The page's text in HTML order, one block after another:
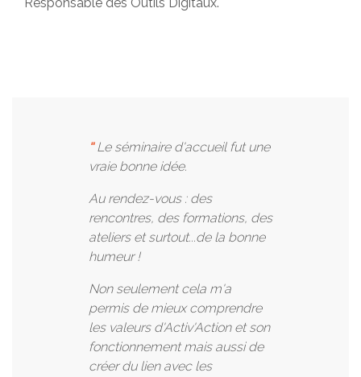
" Le séminaire d'accueil fut une
vraie bonne idée.
Au rendez-vous : des
rencontres, des formations, des
ateliers et surtout...de la bonne
humeur !
Non seulement cela m'a
permis de mieux comprendre
les valeurs d'Activ'Action et son
fonctionnementmais aussi de
créer du lien avec les